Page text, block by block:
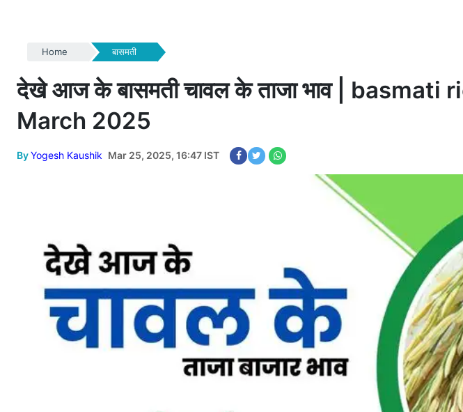
Home बासमती
देखे आज के बासमती चावल के ताजा भाव |
March 2025
ByYogesh Kaushik Mar 25, 2025, 16:47 IST